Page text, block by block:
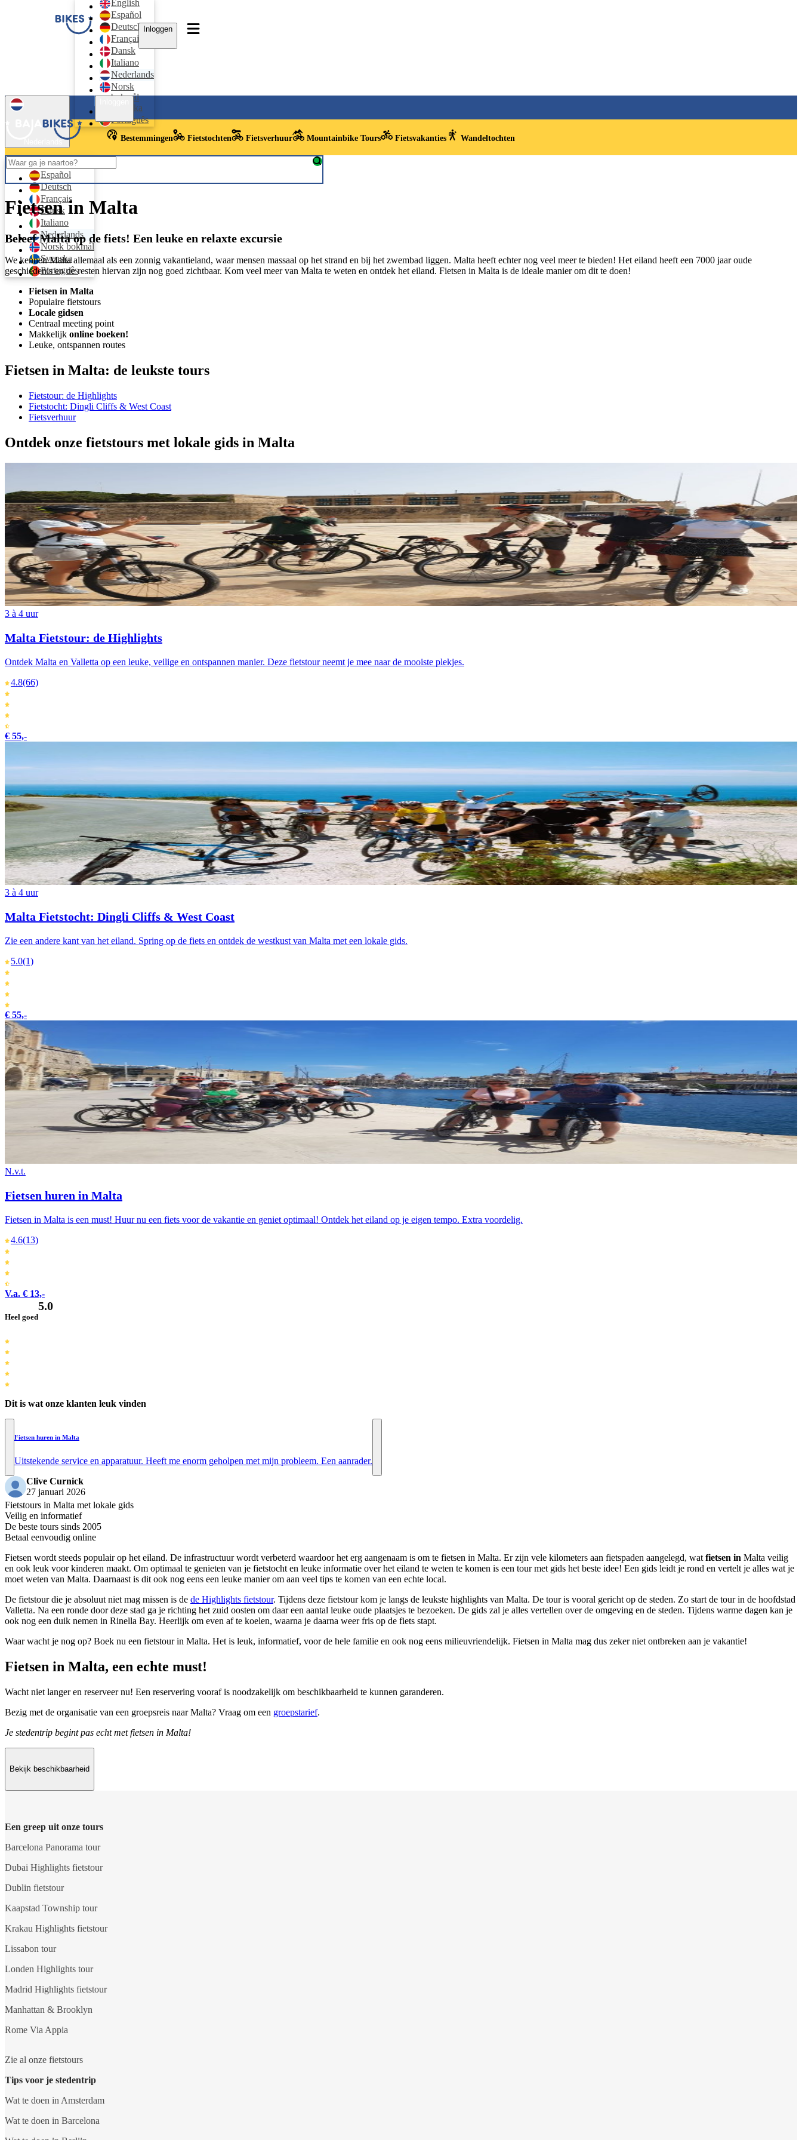
English
Español
Deutsch
Français
Dansk
Italiano
Nederlands
Norsk
bokmål
Svenska
Português
Inloggen
Nederlands
English
Español
Deutsch
Français
Dansk
Italiano
Nederlands
Norsk bokmål
Svenska
Português
Bestemmingen Fietstochten Fietsverhuur Mountainbike Tours Fietsvakanties Wandeltochten
Fietsen in Malta
Beleef Malta op de fiets! Een leuke en relaxte excursie
We kennen Malta allemaal als een zonnig vakantieland, waar mensen massaal op het strand en bij het zwembad liggen. Malta heeft echter nog veel meer te bieden! Het eiland heeft een 7000 jaar oude
geschiedenis en de resten hiervan zijn nog goed zichtbaar. Kom veel meer van Malta te weten en ontdek het eiland. Fietsen in Malta is de ideale manier om dit te doen!
Fietsen in Malta
Populaire fietstours
Locale gidsen
Centraal meeting point
Makkelijk online boeken!
Leuke, ontspannen routes
Fietsen in Malta: de leukste tours
Fietstour: de Highlights
Fietstocht: Dingli Cliffs & West Coast
Fietsverhuur
Ontdek onze fietstours met lokale gids in Malta
3 à 4 uur
Malta Fietstour: de Highlights
Ontdek Malta en Valletta op een leuke, veilige en ontspannen manier. Deze fietstour neemt je mee naar de mooiste plekjes.
4.8(66)
€ 55,-
3 à 4 uur
Malta Fietstocht: Dingli Cliffs & West Coast
Zie een andere kant van het eiland. Spring op de fiets en ontdek de westkust van Malta met een lokale gids.
5.0(1)
€ 55,-
N.v.t.
Fietsen huren in Malta
Fietsen in Malta is een must! Huur nu een fiets voor de vakantie en geniet optimaal! Ontdek het eiland op je eigen tempo. Extra voordelig.
4.6(13)
V.a. € 13,-
Heel goed
5.0
Dit is wat onze klanten leuk vinden
Fietsen huren in Malta
Uitstekende service en apparatuur. Heeft me enorm geholpen met mijn probleem. Een aanrader.
Clive Curnick
27 januari 2026
Fietstours in Malta met lokale gids
Veilig en informatief
De beste tours sinds 2005
Betaal eenvoudig online
Fietsen wordt steeds populair op het eiland. De infrastructuur wordt verbeterd waardoor het erg aangenaam is om te fietsen in Malta. Er zijn vele kilometers aan fietspaden aangelegd, wat fietsen in Malta veilig
en ook leuk voor kinderen maakt. Om optimaal te genieten van je fietstocht en leuke informatie over het eiland te weten te komen is een tour met gids het beste idee! Een gids leidt je rond en vertelt je alles wat je
moet weten van Malta. Daarnaast is dit ook nog eens een leuke manier om aan veel tips te komen van een echte local.
De fietstour die je absoluut niet mag missen is de de Highlights fietstour. Tijdens deze fietstour kom je langs de leukste highlights van Malta. De tour is vooral gericht op de steden. Zo start de tour in de hoofdstad
Valletta. Na een ronde door deze stad ga je richting het zuid oosten om daar een aantal leuke oude plaatsjes te bezoeken. De gids zal je alles vertellen over de omgeving en de steden. Tijdens warme dagen kan je
ook nog een duik nemen in Rinella Bay. Heerlijk om even af te koelen, waarna je daarna weer fris op de fiets stapt.
Waar wacht je nog op? Boek nu een fietstour in Malta. Het is leuk, informatief, voor de hele familie en ook nog eens milieuvriendelijk. Fietsen in Malta mag dus zeker niet ontbreken aan je vakantie!
Fietsen in Malta, een echte must!
Wacht niet langer en reserveer nu! Een reservering vooraf is noodzakelijk om beschikbaarheid te kunnen garanderen.
Bezig met de organisatie van een groepsreis naar Malta? Vraag om een groepstarief.
Je stedentrip begint pas echt met fietsen in Malta!
Bekijk beschikbaarheid
Een greep uit onze tours
Barcelona Panorama tour
Dubai Highlights fietstour
Dublin fietstour
Kaapstad Township tour
Krakau Highlights fietstour
Lissabon tour
Londen Highlights tour
Madrid Highlights fietstour
Manhattan & Brooklyn
Rome Via Appia
Zie al onze fietstours
Tips voor je stedentrip
Wat te doen in Amsterdam
Wat te doen in Barcelona